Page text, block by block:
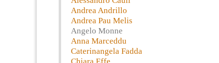
Andrea Andrillo
Andrea Pau Melis
Angelo Monne
Anna Marceddu
Caterinangela Fadda